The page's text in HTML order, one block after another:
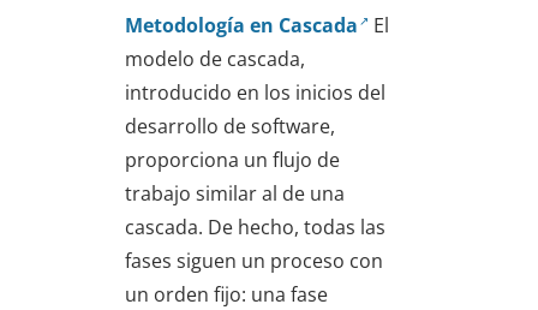
Metodología en Cascada
El
modelo de cascada,
introducido en los inicios del
desarrollo de software,
proporciona un flujo de
trabajo similar al de una
cascada. De hecho, todas las
fases siguen un proceso con
un orden fijo: una fase